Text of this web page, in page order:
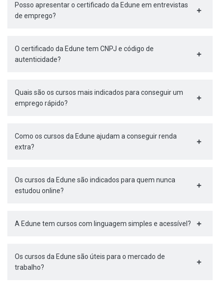
Posso apresentar o certificado da Edune em entrevistas
de emprego?
O certificado da Edune tem CNPJ e código de
autenticidade?
Quais são os cursos mais indicados para conseguir um
emprego rápido?
Como os cursos da Edune ajudam a conseguir renda
extra?
Os cursos da Edune são indicados para quem nunca
estudou online?
A Edune tem cursos com linguagem simples e acessível?
Os cursos da Edune são úteis para o mercado de
trabalho?